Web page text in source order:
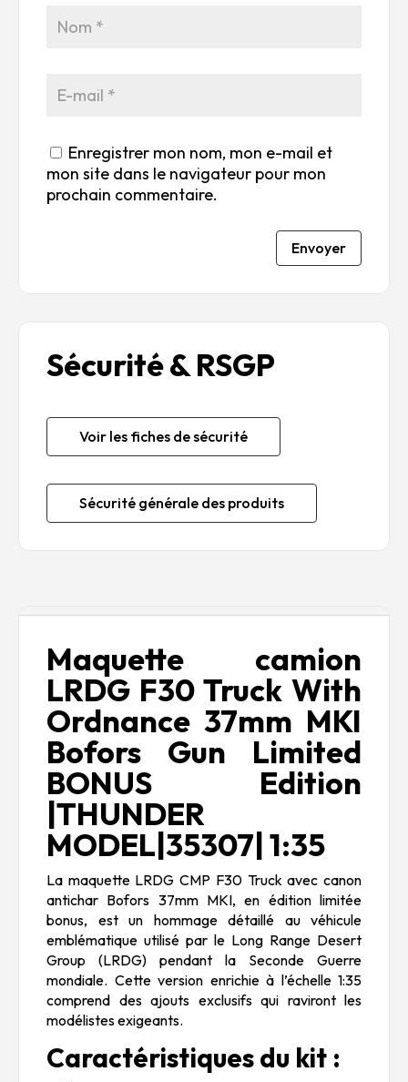
Enregistrer mon nom, mon e-mail et
mon site dans le navigateur pour mon
prochain commentaire.
Envoyer
Sécurité & RSGP
Voir les fiches de sécurité
Sécurité générale des produits
Maquette camion
LRDG F30 Truck With
Ordnance 37mm MKI
Bofors Gun Limited
BONUS Edition
|THUNDER
MODEL|35307| 1:35
La maquette LRDG CMP F30 Truck avec canon
antichar Bofors 37mm MKI, en édition limitée
bonus, est un hommage détaillé au véhicule
emblématique utilisé par le Long Range Desert
Group (LRDG) pendant la Seconde Guerre
mondiale. Cette version enrichie à l’échelle 1:35
comprend des ajouts exclusifs qui raviront les
modélistes exigeants.
Caractéristiques du kit :